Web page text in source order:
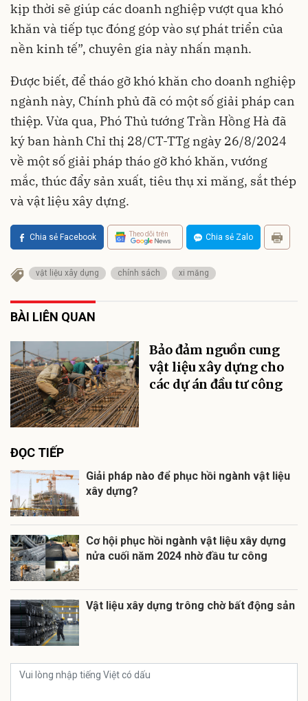
kịp thời sẽ giúp các doanh nghiệp vượt qua khó
khăn và tiếp tục đóng góp vào sự phát triển của
nền kinh tế”, chuyên gia này nhấn mạnh.
Được biết, để tháo gỡ khó khăn cho doanh nghiệp
ngành này, Chính phủ đã có một số giải pháp can
thiệp. Vừa qua, Phó Thủ tướng Trần Hồng Hà đã
ký ban hành Chỉ thị 28/CT-TTg ngày 26/8/2024
về một số giải pháp tháo gỡ khó khăn, vướng
mắc, thúc đẩy sản xuất, tiêu thụ xi măng, sắt thép
và vật liệu xây dựng.
Chia sẻ Facebook Theo dõi trên Chia sẻ Zalo
vật liệu xây dựng chính sách xi măng
BÀI LIÊN QUAN
Bảo đảm nguồn cung
vật liệu xây dựng cho
các dự án đầu tư công
ĐỌC TIẾP
Giải pháp nào để phục hồi ngành vật liệu
xây dựng?
Cơ hội phục hồi ngành vật liệu xây dựng
nửa cuối năm 2024 nhờ đầu tư công
Vật liệu xây dựng trông chờ bất động sản